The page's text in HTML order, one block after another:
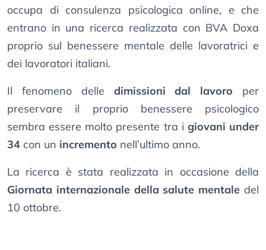
occupa di consulenza psicologica online, e che
entrano in una ricerca realizzata con BVA Doxa
proprio sul benessere mentale delle lavoratrici e
dei lavoratori italiani.
Il fenomeno delle dimissioni dal lavoro per
preservare il proprio benessere psicologico
sembra essere molto presente tra i giovani under
34 con un incremento nell’ultimo anno.
La ricerca è stata realizzata in occasione della
Giornata internazionale della salute mentale del
10 ottobre.